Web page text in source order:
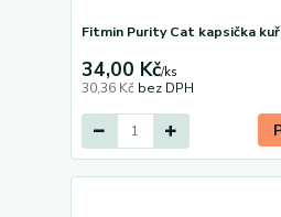
Fitmin Purity Cat kapsička
34,00 Kč/ks
30,36 Kč bez DPH